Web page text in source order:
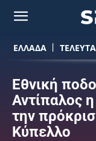
ΕΛΛΑΔΑ
Εθνική
Αντίπαλος
την
Κύπελλο